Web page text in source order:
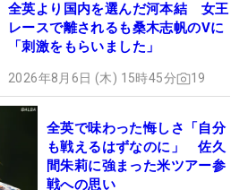
全英より国内を選んだ河本結 女王
レースで離されるも桑木志帆のVに
「刺激をもらいました」
2026年8月6日 (木) 15時45分 19
全英で味わった悔しさ「自分
も戦えるはずなのに」 佐久
間朱莉に強まった米ツアー参
戦への思い